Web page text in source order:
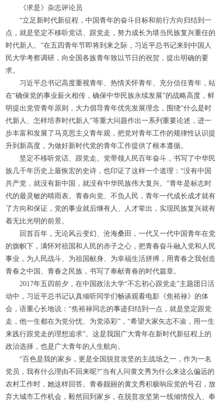
《求是》杂志评论员
“立足新时代新征程，中国青年的奋斗目标和前行方向归结到一
点，就是坚定不移听党话、跟党走，努力成长为堪当民族复兴重任的
时代新人。”在五四青年节即将到来之际，习近平总书记来到中国人
民大学考察调研，向全国各族青年致以节日的祝贺，提出明确的要
求。
习近平总书记高度重视青年、热情关怀青年、充分信任青年，站
在“确保党的事业薪火相传，确保中华民族永续发展”的战略高度，鲜
明提出党管青年原则，大力倡导青年优先发展理念，围绕“什么是时
代新人、怎样培养时代新人”等重大问题作出一系列重要论述，进一
步丰富和发展了马克思主义青年观，把党对青年工作的规律性认识提
升到新高度，为做好新时代党的青年工作提供了根本遵循。
坚定不移听党话、跟党走。党带领人民百年奋斗，书写了中华民
族几千年历史上最恢宏的史诗，也印证了这样一个道理：“没有中国
共产党，就没有新中国，就没有中华民族伟大复兴。”青年是标志时
代的最灵敏的晴雨表。青春向党、不负人民，青年一代成长成才就有
了方向和保证，党的事业就后继有人、人才辈出，实现民族复兴就有
着无比光明的前景。
回首百年，无论风云变幻、沧海桑田，一代又一代中国青年在党
的旗帜下，满怀对祖国和人民的赤子之心，把青春奋斗融入党和人民
事业，为人民战斗、为祖国献身、为幸福生活拼搏，用青春之我创造
青春之中国、青春之民族，书写了奉献青春的时代篇章。
2017年五四前夕，在中国政法大学“不忘初心跟党走”主题团日活
动中，习近平总书记认真倾听同学们畅谈观看电影《焦裕禄》的体
会，语重心长地说：“焦裕禄同志的事迹归结到一点，就是坚定跟党
走，他一生都在为党分忧、为党添彩”，“希望大家矢志不渝，用一生
来践行跟党走的理想追求”。这是我国广大青年在新时代新征程上的
政治选择，也是广大青年的人生航向。
“百色是我的家乡，更是全国脱贫攻坚的主战场之一，作为一名
党员，我有什么理由不回来呢?”当有人问黄文秀为什么来这么偏远的
农村工作时，她这样回答。青春靓丽的黄文秀积极响应党的号召，放
弃大城市工作机会，毅然回到家乡，在脱贫攻坚第一线倾情投入、奉